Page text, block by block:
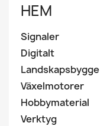
HEM
Signaler
Digitalt
Landskapsbygge
Växelmotorer
Hobbymaterial
Verktyg